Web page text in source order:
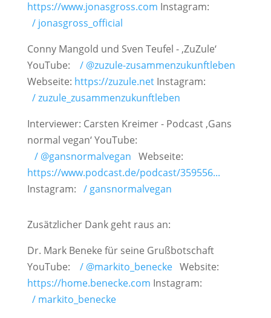
https://www.jonasgross.com Instagram:
/ jonasgross_official
Conny Mangold und Sven Teufel - ‚ZuZule‘
YouTube:
/ @zuzule-zusammenzukunftleben
Webseite: https://zuzule.netInstagram:
/ zuzule_zusammenzukunftleben
Interviewer: Carsten Kreimer - Podcast ‚Gans
normal vegan‘ YouTube:
/ @gansnormalvegan Webseite:
https://www.podcast.de/podcast/359556...
Instagram: / gansnormalvegan
Zusätzlicher Dank geht raus an:
Dr. Mark Beneke für seine Grußbotschaft
YouTube:
/ @markito_benecke Website:
https://home.benecke.com Instagram:
/ markito_benecke